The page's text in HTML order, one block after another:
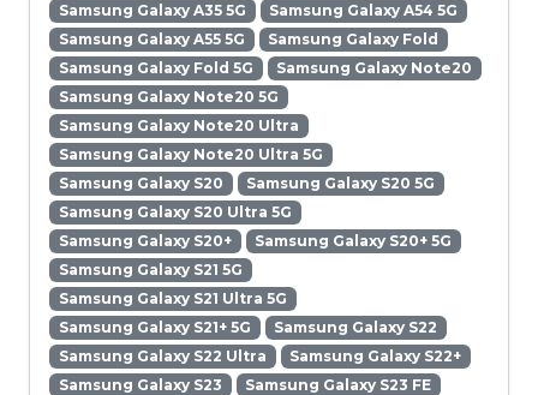
Samsung Galaxy A35 5G
Samsung Galaxy A54 5G
Samsung Galaxy A55 5G
Samsung Galaxy Fold
Samsung Galaxy Fold 5G
Samsung Galaxy Note20
Samsung Galaxy Note20 5G
Samsung Galaxy Note20 Ultra
Samsung Galaxy Note20 Ultra 5G
Samsung Galaxy S20
Samsung Galaxy S20 5G
Samsung Galaxy S20 Ultra 5G
Samsung Galaxy S20+
Samsung Galaxy S20+ 5G
Samsung Galaxy S21 5G
Samsung Galaxy S21 Ultra 5G
Samsung Galaxy S21+ 5G
Samsung Galaxy S22
Samsung Galaxy S22 Ultra
Samsung Galaxy S22+
Samsung Galaxy S23
Samsung Galaxy S23 FE